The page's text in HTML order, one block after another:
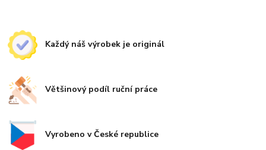
Každý náš výrobek je originál
Většinový podíl ruční práce
Vyrobeno v České republice